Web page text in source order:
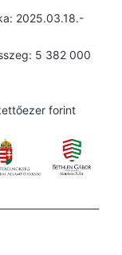
2025.03.18.-
5 382 000
forint